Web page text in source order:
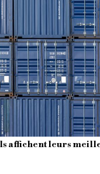
affichent leurs